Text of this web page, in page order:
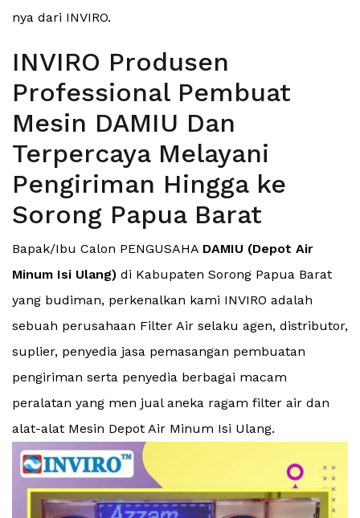
nya dari INVIRO.
INVIRO Produsen
Professional Pembuat
Mesin DAMIU Dan
Terpercaya Melayani
Pengiriman Hingga ke
Sorong Papua Barat
Bapak/Ibu Calon PENGUSAHA DAMIU (Depot Air
Minum Isi Ulang) di Kabupaten Sorong Papua Barat
yang budiman, perkenalkan kami INVIRO adalah
sebuah perusahaan Filter Air selaku agen, distributor,
suplier, penyedia jasa pemasangan pembuatan
pengiriman serta penyedia berbagai macam
peralatan yang men jual aneka ragam filter air dan
alat-alat Mesin Depot Air Minum Isi Ulang.